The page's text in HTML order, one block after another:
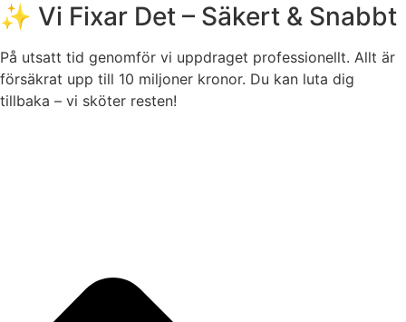
✨ Vi Fixar Det – Säkert & Snabbt
På utsatt tid genomför vi uppdraget professionellt. Allt är
försäkrat upp till 10 miljoner kronor. Du kan luta dig
tillbaka – vi sköter resten!